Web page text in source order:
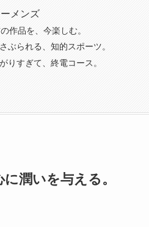
メンズ
作品を、今楽しむ。
ぶられる、知的スポーツ。
りすぎて、終電コース。
潤いを与える。